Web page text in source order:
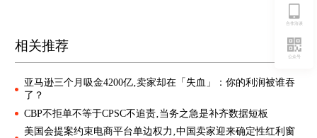
合作洽谈
公众号
相关推荐
亚马逊三个月吸金4200亿‚卖家却在「失血」：你的利润被谁吞
了？
CBP不拒单不等于CPSC不追责‚当务之急是补齐数据短板
美国会提案约束电商平台单边权力‚中国卖家迎来确定性红利窗